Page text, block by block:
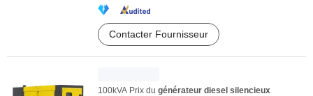
Contacter Fournisseur
100kVA Prix du générateur diesel silencieux